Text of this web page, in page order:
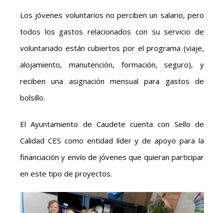
Los jóvenes voluntarios no perciben un salario, pero
todos los gastos relacionados con su servicio de
voluntariado están cubiertos por el programa (viaje,
alojamiento, manutención, formación, seguro), y
reciben una asignación mensual para gastos de
bolsillo.
El Ayuntamiento de Caudete cuenta con Sello de
Calidad CES como entidad líder y de apoyo para la
financiación y envío de jóvenes que quieran participar
en este tipo de proyectos.